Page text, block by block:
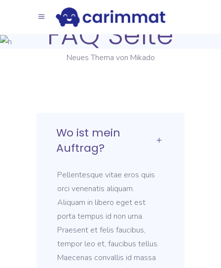
FAQ Seite
Neues Thema von Mikado
Wo ist mein
Auftrag?
Pellentesque vitae eros quis
orci venenatis aliquam.
Aliquam in libero eget est
porta tempus id non urna.
Praesent et felis faucibus,
tempor leo et, faucibus tellus.
Maecenas convallis id massa